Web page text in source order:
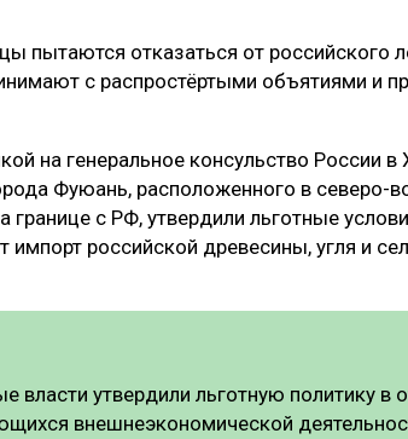
ДРЕВЕСНЫХ ПЛИТ
МЕБЕЛЬНОЕ
МНЕНИЕ
пытаются отказаться от российского
с распростёртыми объятиями и
на генеральное консульство России
Фуюань, расположенного в северо-
границе с РФ, утвердили льготные
импорт российской древесины, угля и
власти утвердили льготную политику в
внешнеэкономической